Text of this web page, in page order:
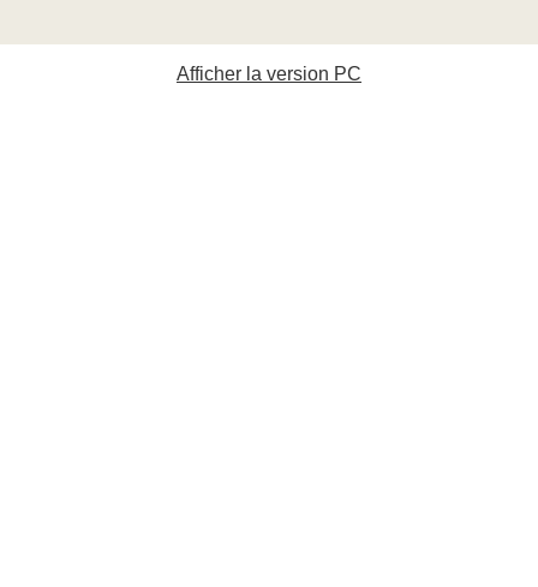
Afficher la version PC